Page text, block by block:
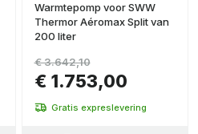
Warmtepomp voor SWW
Thermor Aéromax Split van
200 liter
€ 1.753,00
€ 3.642,10
Gratis expreslevering